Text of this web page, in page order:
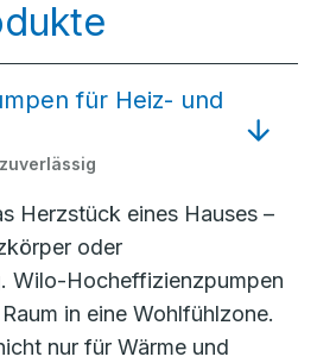
für Heiz- und
Herzstück eines Hauses –
oder
Wilo-Hocheffizienzpumpen
in eine Wohlfühlzone.
nur für Wärme und